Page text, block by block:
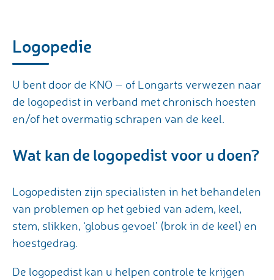
Logopedie
U bent door de KNO – of Longarts verwezen naar
de logopedist in verband met chronisch hoesten
en/of het overmatig schrapen van de keel.
Wat kan de logopedist voor u doen?
Logopedisten zijn specialisten in het behandelen
van problemen op het gebied van adem, keel,
stem, slikken, ‘globus gevoel’ (brok in de keel) en
hoestgedrag.
De logopedist kan u helpen controle te krijgen